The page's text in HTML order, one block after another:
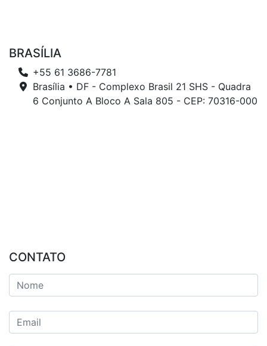
BRASÍLIA
+55 61 3686-7781
Brasília • DF - Complexo Brasil 21 SHS - Quadra
6 Conjunto A Bloco A Sala 805 - CEP: 70316-000
CONTATO